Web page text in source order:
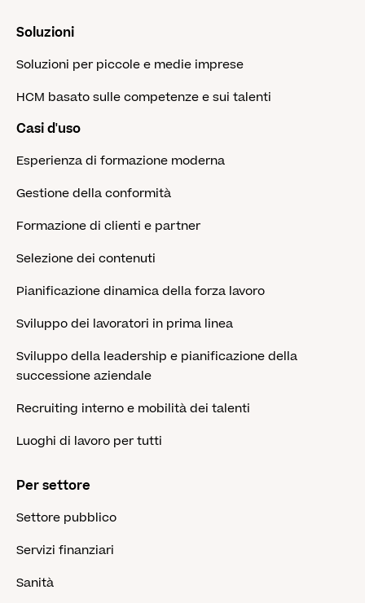
Soluzioni
Soluzioni per piccole e medie imprese
HCM basato sulle competenze e sui talenti
Casi d'uso
Esperienza di formazione moderna
Gestione della conformità
Formazione di clienti e partner
Selezione dei contenuti
Pianificazione dinamica della forza lavoro
Sviluppo dei lavoratori in prima linea
Sviluppo della leadership e pianificazione della
successione aziendale
Recruiting interno e mobilità dei talenti
Luoghi di lavoro per tutti
Per settore
Settore pubblico
Servizi finanziari
Sanità